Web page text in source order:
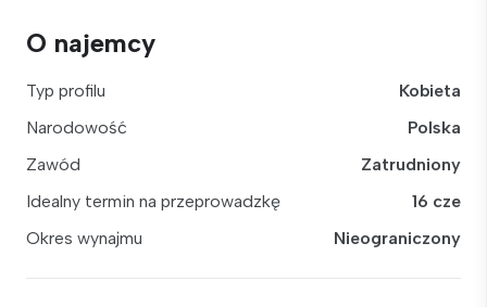
O najemcy
Typ profilu
Kobieta
Narodowość
Polska
Zawód
Zatrudniony
Idealny termin na przeprowadzkę
16 cze
Okres wynajmu
Nieograniczony